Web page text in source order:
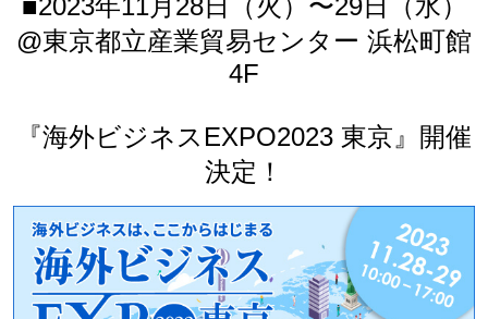
■2023年11月28日（火）〜29日（水）
@東京都立産業貿易センター 浜松町館
4F
『海外ビジネスEXPO2023 東京』開催
決定！